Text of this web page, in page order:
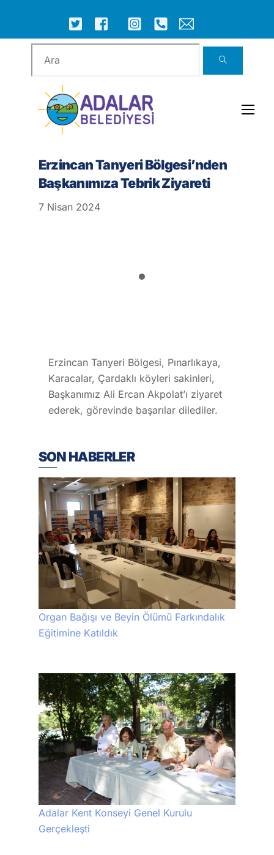
content
ICON
LABEL
ICON
LABEL
ICON
ICON
LABEL
ICON
LABEL
ICON
LABEL
Erzincan Tanyeri Bölgesi’nden
Başkanımıza Tebrik Ziyareti
7 Nisan 2024
Erzincan Tanyeri Bölgesi, Pınarlıkaya,
Karacalar, Çardaklı köyleri sakinleri,
Başkanımız Ali Ercan Akpolat’ı ziyaret
ederek, görevinde başarılar dilediler.
SON HABERLER
Organ Bağışı ve Beyin Ölümü Farkındalık
Eğitimine Katıldık
Adalar Kent Konseyi Genel Kurulu
Gerçekleşti